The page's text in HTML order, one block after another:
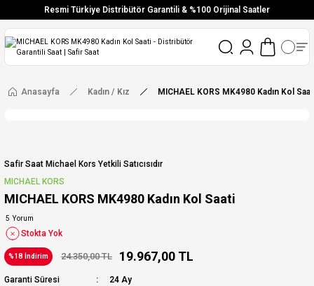
Resmi Türkiye Distribütör Garantili & %100 Orijinal Saatler
Vade Farksız 6 Taksit
Ücretsiz Kargo
Anasayfa Kadın / Kız MICHAEL KORS MK4980 Kadın Kol
Safir Saat Michael Kors Yetkili Satıcısıdır
MICHAEL KORS
MICHAEL KORS MK4980 Kadın Kol Saati
5 Yorum
Stokta Yok
%18 İndirim 24.350,00 TL 19.967,00 TL
Garanti Süresi
24 Ay